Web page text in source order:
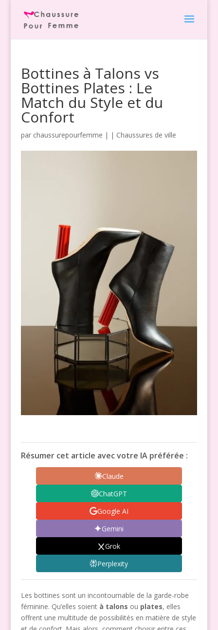
Bottines à Talons vs
Bottines Plates : Le
Match du Style et du
Confort
par chaussurepourfemme | | Chaussures de ville
Résumer cet article avec votre IA préférée :
Claude
ChatGPT
Google AI
Gemini
Grok
Perplexity
Les bottines sont un incontournable de la garde-robe
féminine. Qu’elles soient à talons ou plates, elles
offrent une multitude de possibilités en matière de style